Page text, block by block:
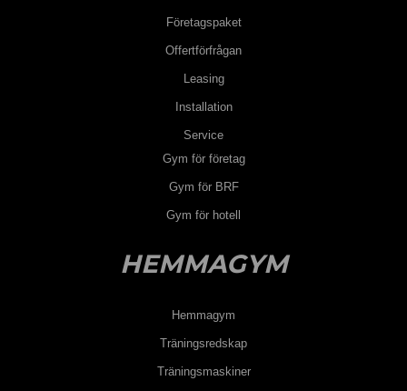
Företagspaket
Offertförfrågan
Leasing
Installation
Service
Gym för företag
Gym för BRF
Gym för hotell
HEMMAGYM
Hemmagym
Träningsredskap
Träningsmaskiner